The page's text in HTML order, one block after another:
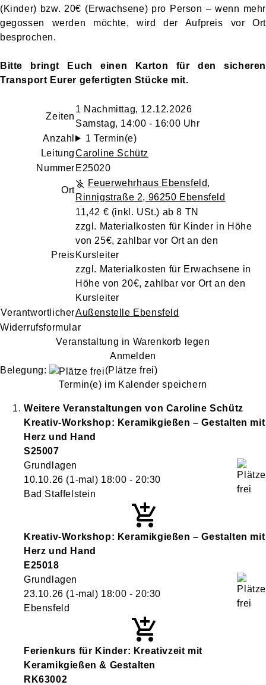
(Kinder) bzw. 20€ (Erwachsene) pro Person – wenn mehr
gegossen werden möchte, wird der Aufpreis vor Ort
besprochen.
Bitte bringt Euch einen Karton für den sicheren
Transport Eurer gefertigten Stücke mit.
Zeiten
1 Nachmittag, 12.12.2026
Samstag, 14:00 - 16:00 Uhr
Anzahl
1 Termin(e)
LeitungCaroline Schütz
Nummer E25020
Ort
Feuerwehrhaus Ebensfeld,
Rinnigstraße 2, 96250 Ebensfeld
Preis
11,42 € (inkl. USt.) ab 8 TN
zzgl. Materialkosten für Kinder in Höhe
von 25€, zahlbar vor Ort an den
Kursleiter
zzgl. Materialkosten für Erwachsene in
Höhe von 20€, zahlbar vor Ort an den
Kursleiter
VerantwortlicherAußenstelle Ebensfeld
Widerrufsformular
Veranstaltung in Warenkorb legen
Anmelden
Belegung:
(Plätze frei)
Termin(e) im Kalender speichern
Weitere Veranstaltungen von CarolineSchütz
Kreativ-Workshop: Keramikgießen – Gestalten mit
Herz und Hand
S25007
Grundlagen
10.10.26 (1-mal) 18:00 - 20:30
Bad Staffelstein
Kreativ-Workshop: Keramikgießen – Gestalten mit
Herz und Hand
E25018
Grundlagen
23.10.26 (1-mal) 18:00 - 20:30
Ebensfeld
Ferienkurs für Kinder: Kreativzeit mit
Keramikgießen & Gestalten
RK63002